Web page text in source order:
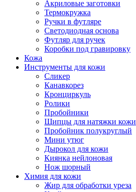
Акриловые заготовки
Термокружка
Ручки в футляре
Светодиодная основа
Футляр для ручек
Коробки под гравировку
Кожа
Инструменты для кожи
Сликер
Канавкорез
Кронциркуль
Ролики
Пробойники
Щипцы для натяжки кожи
Пробойник полукруглый
Мини утюг
Дырокол для кожи
Киянка нейлоновая
Нож шорный
Химия для кожи
Жир для обработки уреза